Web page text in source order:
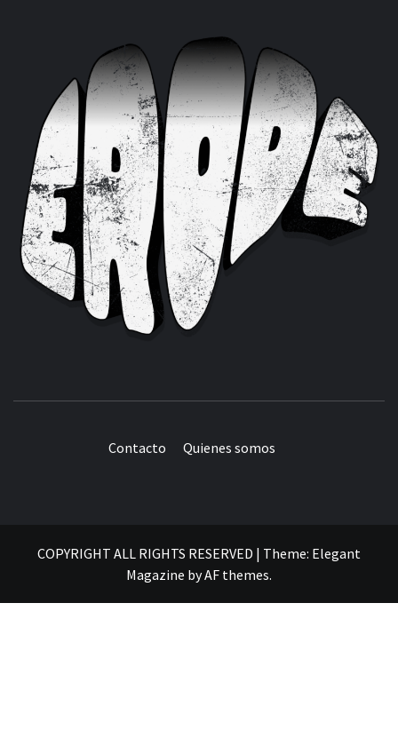
Contacto Quienes somos
COPYRIGHT ALL RIGHTS RESERVED | Theme: Elegant
Magazine byAF themes.